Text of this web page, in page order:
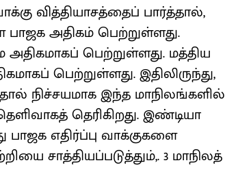
வித்தியாசத்தைப் பார்த்தால்,
அதிகம் பெற்றுள்ளது.
பெற்றுள்ளது. மத்திய
பெற்றுள்ளது. இதிலிருந்து,
நிச்சயமாக இந்த மாநிலங்களில்
தெரிகிறது. இண்டியா
எதிர்ப்பு வாக்குகளை
சாத்தியப்படுத்தும்,. 3 மாநிலத்